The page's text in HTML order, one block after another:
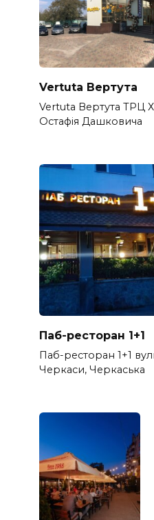
Vertuta Вертута
Vertuta Вертута ТРЦ
Остафія Дашковича
Паб-ресторан 1+1
Паб-ресторан 1+1
Черкаси, Черкаська